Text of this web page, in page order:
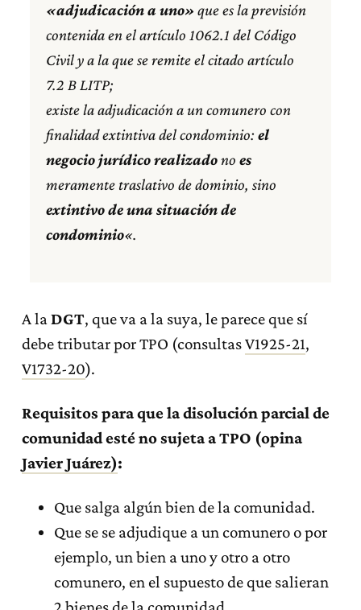
«adjudicación a uno» que es la previsión
contenida en el artículo 1062.1 del Código
Civil y a la que se remite el citado artículo
7.2 B LITP;
existe la adjudicación a un comunero con
finalidad extintiva del condominio:el
negocio jurídico realizadono es
meramente traslativo de dominio, sino
extintivo de una situación de
condominio«.
A laDGT, que va a la suya, le parece que sí
debe tributar por TPO (consultasV1925-21,
V1732-20).
Requisitos para que la disolución parcial de
comunidad esté no sujeta a TPO (opina
Javier Juárez):
Que salga algún bien de la comunidad.
Que se se adjudique a un comunero o por
ejemplo, un bien a uno y otro a otro
comunero, en el supuesto de que salieran